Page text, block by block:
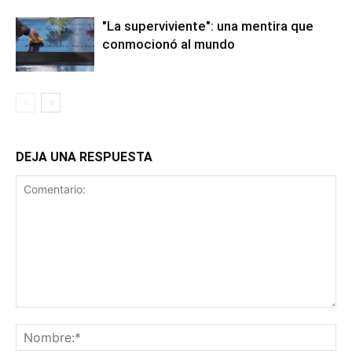
"La superviviente": una mentira que
conmocionó al mundo
DEJA UNA RESPUESTA